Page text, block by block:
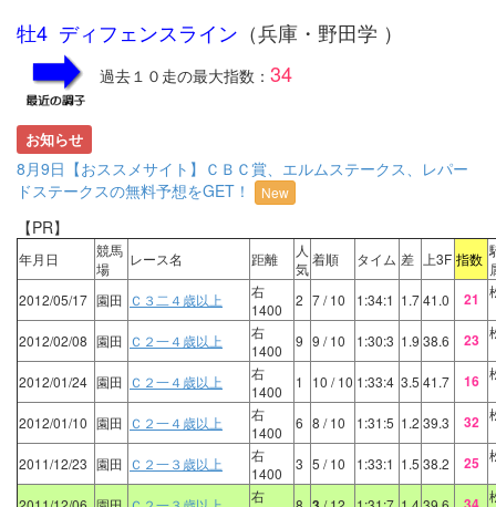
牡4 ディフェンスライン （兵庫・野田学 ）
過去１０走の最大指数： 34
お知らせ
8月9日【おススメサイト】ＣＢＣ賞、エルムステークス、レパー
ドステークスの無料予想をGET！
New
【PR】
年月日
競馬
場
レース名 距離
人
気
着順 タイム 差 上3F 指数
2012/05/17 園田 Ｃ３二４歳以上
右
1400
2 7/ 10 1:34:1 1.741.0 21
2012/02/08 園田 Ｃ２一４歳以上
右
1400
9 9 / 10 1:30:3 1.9 38.6 23
2012/01/24 園田 Ｃ２一４歳以上
右
1400
1 10 / 10 1:33:4 3.5 41.7 16
2012/01/10 園田 Ｃ２一４歳以上
右
1400
6 8 / 10 1:31:5 1.2 39.3 32
2011/12/23 園田 Ｃ２一３歳以上
右
1400
3 5 / 10 1:33:1 1.5 38.2 25
右